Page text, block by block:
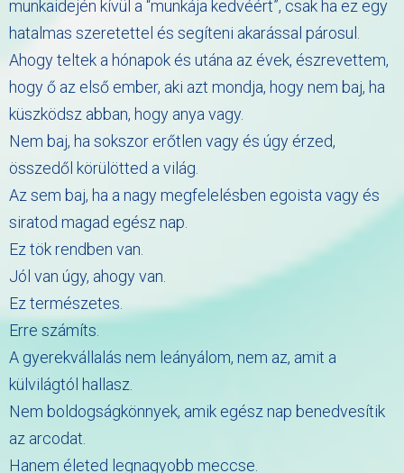
munkaidején kívül a “munkája kedvéért”, csak ha ez egy
hatalmas szeretettel és segíteni akarással párosul.
Ahogy teltek a hónapok és utána az évek, észrevettem,
hogy ő az első ember, aki azt mondja, hogy nem baj, ha
küszködsz abban, hogy anya vagy.
Nem baj, ha sokszor erőtlen vagy és úgy érzed,
összedől körülötted a világ.
Az sem baj, ha a nagy megfelelésben egoista vagy és
siratod magad egész nap.
Ez tök rendben van.
Jól van úgy, ahogy van.
Ez természetes.
Erre számíts.
A gyerekvállalás nem leányálom, nem az, amit a
külvilágtól hallasz.
Nem boldogságkönnyek, amik egész nap benedvesítik
az arcodat.
Hanem életed legnagyobb meccse.